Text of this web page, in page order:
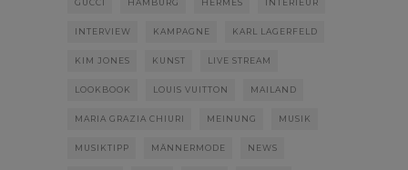
INTERVIEW KAMPAGNE KARL LAGERFELD
KIM JONES KUNST LIVE STREAM
LOOKBOOK LOUIS VUITTON MAILAND
MARIA GRAZIA CHIURI MEINUNG MUSIK
MUSIKTIPP MÄNNERMODE NEWS